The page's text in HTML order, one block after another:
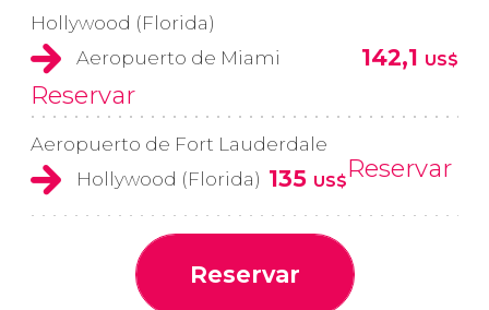
Hollywood (Florida)
Aeropuerto de Miami
142,1 US$
Reservar
Aeropuerto de Fort Lauderdale
Hollywood (Florida) 135 US$Reservar
Reservar